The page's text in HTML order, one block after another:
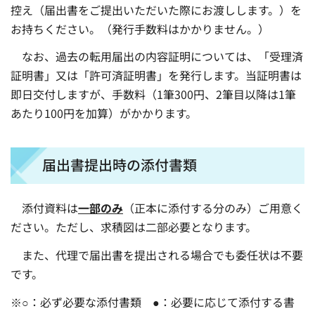
控え（届出書をご提出いただいた際にお渡しします。）を
お持ちください。（発行手数料はかかりません。）
なお、過去の転用届出の内容証明については、「受理済
証明書」又は「許可済証明書」を発行します。当証明書は
即日交付しますが、手数料（1筆300円、2筆目以降は1筆
あたり100円を加算）がかかります。
届出書提出時の添付書類
添付資料は一部のみ （正本に添付する分のみ）ご用意く
ださい。ただし、求積図は二部必要となります。
また、代理で届出書を提出される場合でも委任状は不要
です。
※○：必ず必要な添付書類 ●：必要に応じて添付する書